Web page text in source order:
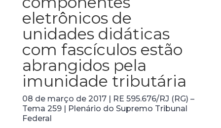
eletrônicos de
unidades didáticas
com fascículos estão
abrangidos pela
imunidade tributária
08 de março de 2017 | RE 595.676/RJ (RG) –
Tema 259 | Plenário do Supremo Tribunal
Federal